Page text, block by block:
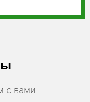
с вами